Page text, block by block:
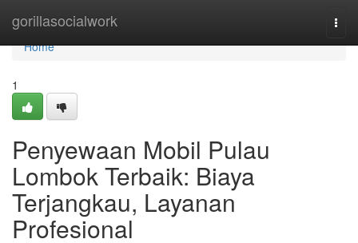
gorillasocialwork
Home
Home
1
Penyewaan Mobil Pulau
Lombok Terbaik: Biaya
Terjangkau, Layanan
Profesional